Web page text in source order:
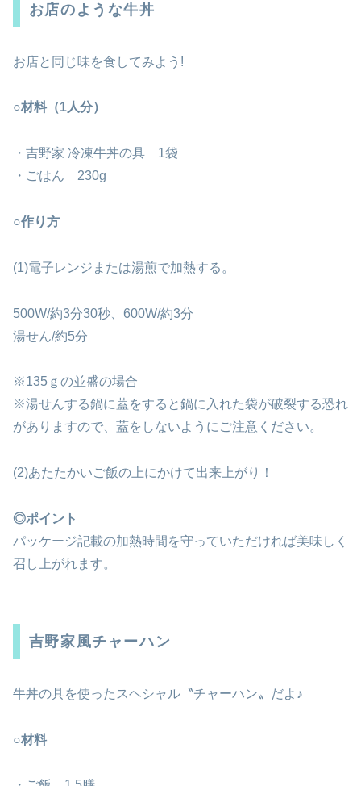
お店のような牛丼
お店と同じ味を食してみよう!
○材料（1人分）
・吉野家 冷凍牛丼の具 1袋
・ごはん 230g
○作り方
(1)電子レンジまたは湯煎で加熱する。
500W/約3分30秒、600W/約3分
湯せん/約5分
※135ｇの並盛の場合
※湯せんする鍋に蓋をすると鍋に入れた袋が破裂する恐れ
がありますので、蓋をしないようにご注意ください。
(2)あたたかいご飯の上にかけて出来上がり！
◎ポイント
パッケージ記載の加熱時間を守っていただければ美味しく
召し上がれます。
吉野家風チャーハン
牛丼の具を使ったスヘシャル〝チャーハン〟だよ♪
○材料